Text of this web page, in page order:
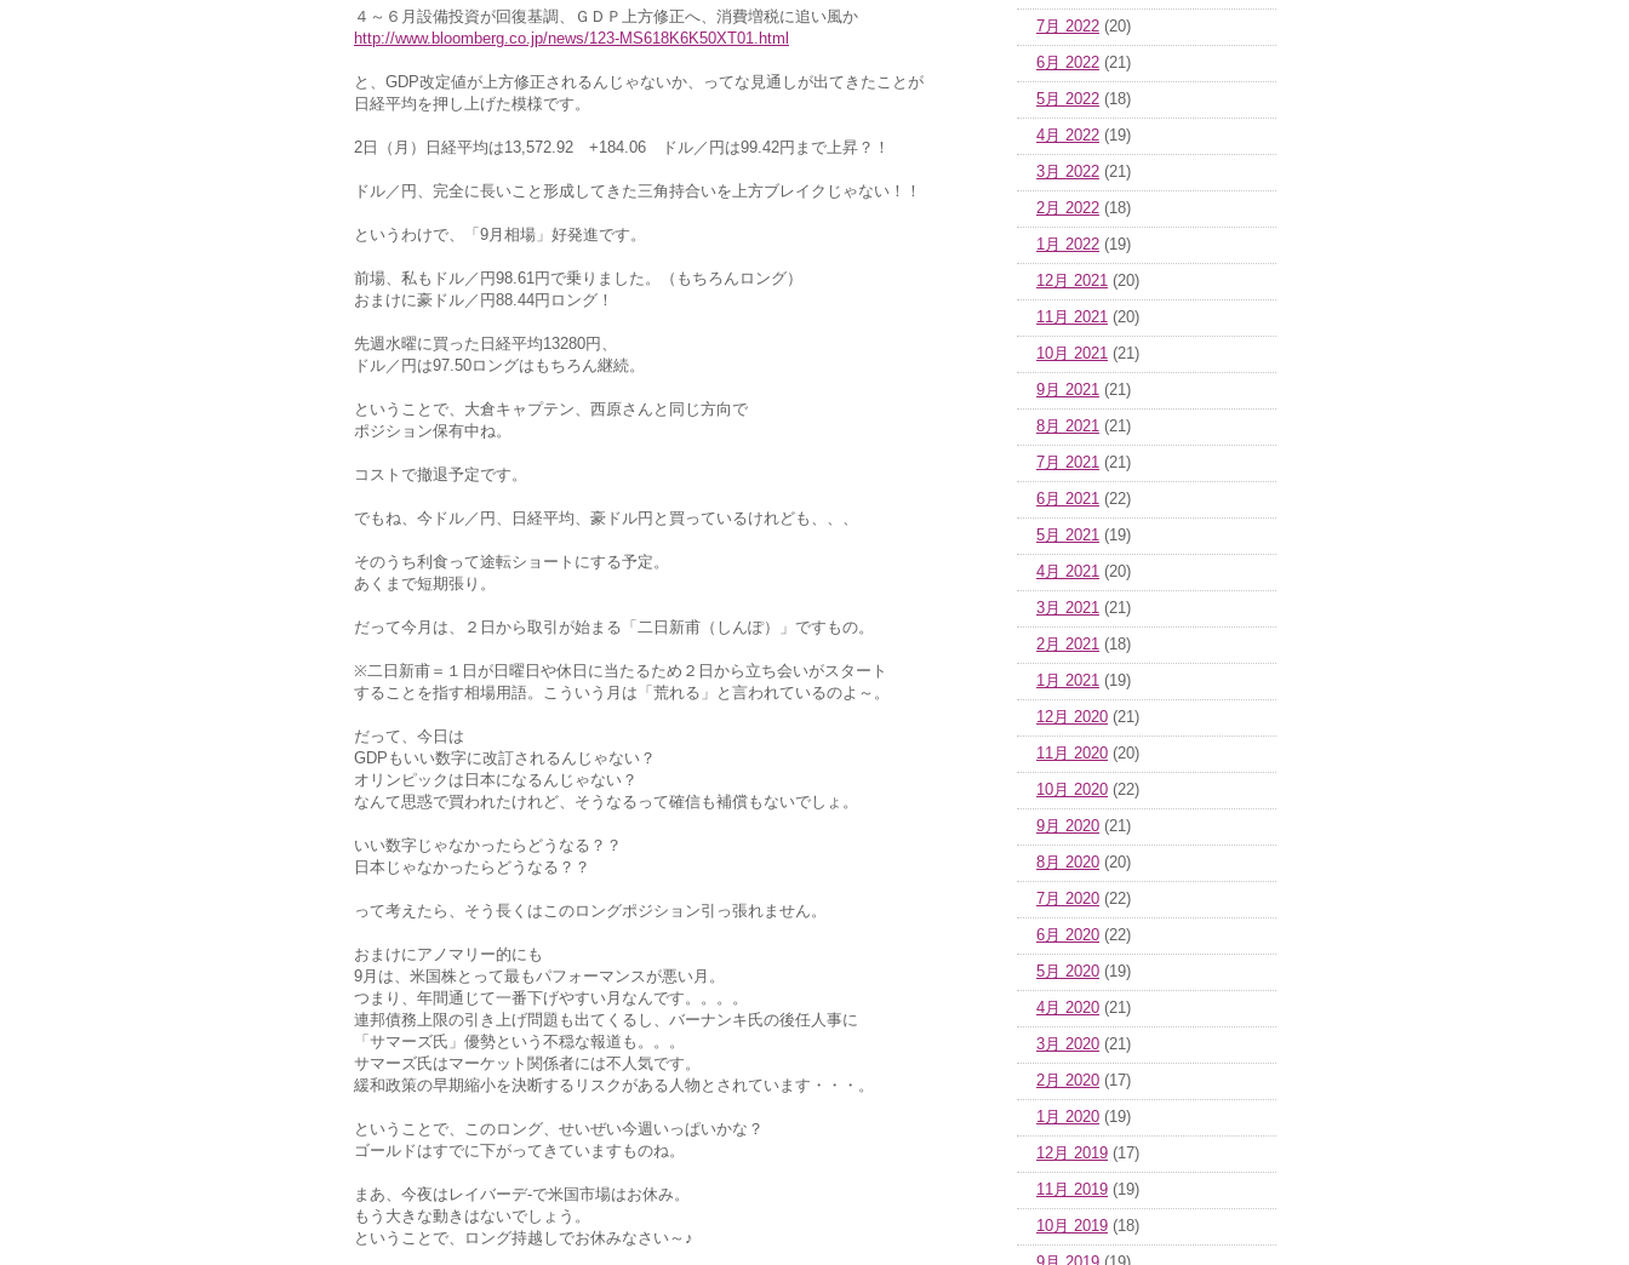
４～６月設備投資が回復基調、ＧＤＰ上方修正へ、消費増税に追い風か
http://www.bloomberg.co.jp/news/123-MS618K6K50XT01.html
と、GDP改定値が上方修正されるんじゃないか、ってな見通しが出てきたことが
日経平均を押し上げた模様です。
2日（月）日経平均は13,572.92 +184.06 ドル／円は99.42円まで上昇？！
ドル／円、完全に長いこと形成してきた三角持合いを上方ブレイクじゃない！！
というわけで、「9月相場」好発進です。
前場、私もドル／円98.61円で乗りました。（もちろんロング）
おまけに豪ドル／円88.44円ロング！
先週水曜に買った日経平均13280円、
ドル／円は97.50ロングはもちろん継続。
ということで、大倉キャプテン、西原さんと同じ方向で
ポジション保有中ね。
コストで撤退予定です。
でもね、今ドル／円、日経平均、豪ドル円と買っているけれども、、、
そのうち利食って途転ショートにする予定。
あくまで短期張り。
だって今月は、２日から取引が始まる「二日新甫（しんぽ）」ですもの。
※二日新甫＝１日が日曜日や休日に当たるため２日から立ち会いがスタート
することを指す相場用語。こういう月は「荒れる」と言われているのよ～。
だって、今日は
GDPもいい数字に改訂されるんじゃない？
オリンピックは日本になるんじゃない？
なんて思惑で買われたけれど、そうなるって確信も補償もないでしょ。
いい数字じゃなかったらどうなる？？
日本じゃなかったらどうなる？？
って考えたら、そう長くはこのロングポジション引っ張れません。
おまけにアノマリー的にも
9月は、米国株とって最もパフォーマンスが悪い月。
つまり、年間通じて一番下げやすい月なんです。。。。
連邦債務上限の引き上げ問題も出てくるし、バーナンキ氏の後任人事に
「サマーズ氏」優勢という不穏な報道も。。。
サマーズ氏はマーケット関係者には不人気です。
緩和政策の早期縮小を決断するリスクがある人物とされています・・・。
ということで、このロング、せいぜい今週いっぱいかな？
ゴールドはすでに下がってきていますものね。
まあ、今夜はレイバーデ‐で米国市場はお休み。
もう大きな動きはないでしょう。
ということで、ロング持越しでお休みなさい～♪
7月 2022 (20)
6月 2022 (21)
5月 2022 (18)
4月 2022 (19)
3月 2022 (21)
2月 2022 (18)
1月 2022 (19)
12月 2021 (20)
11月 2021 (20)
10月 2021 (21)
9月 2021 (21)
8月 2021 (21)
7月 2021 (21)
6月 2021 (22)
5月 2021 (19)
4月 2021 (20)
3月 2021 (21)
2月 2021 (18)
1月 2021 (19)
12月 2020 (21)
11月 2020 (20)
10月 2020 (22)
9月 2020 (21)
8月 2020 (20)
7月 2020 (22)
6月 2020 (22)
5月 2020 (19)
4月 2020 (21)
3月 2020 (21)
2月 2020 (17)
1月 2020 (19)
12月 2019 (17)
11月 2019 (19)
10月 2019 (18)